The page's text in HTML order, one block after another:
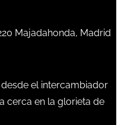
Majadahonda, Madrid
el intercambiador
cerca en la glorieta de